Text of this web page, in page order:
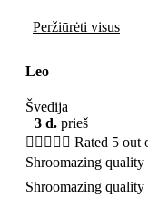
Peržiūrėti visus
Leo
Švedija
3 d. prieš
     Rated 5 out
Shroomazing quality
Shroomazing quality